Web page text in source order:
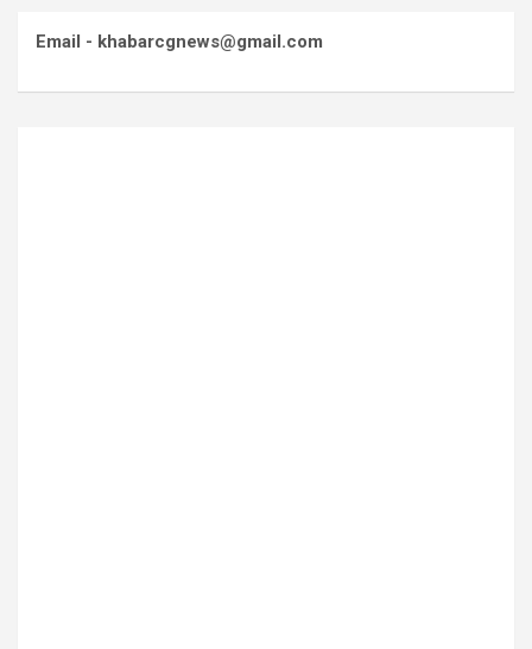
Email - khabarcgnews@gmail.com